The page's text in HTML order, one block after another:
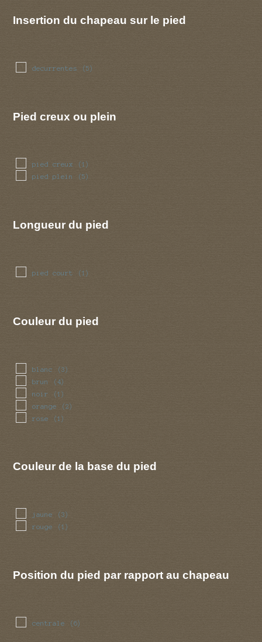
sinueux (1)
Insertion du chapeau sur le pied
decurrentes (5)
Pied creux ou plein
pied creux (1)
pied plein (5)
Longueur du pied
pied court (1)
Couleur du pied
blanc (3)
brun (4)
noir (1)
orange (2)
rose (1)
Couleur de la base du pied
jaune (3)
rouge (1)
Position du pied par rapport au chapeau
centrale (6)